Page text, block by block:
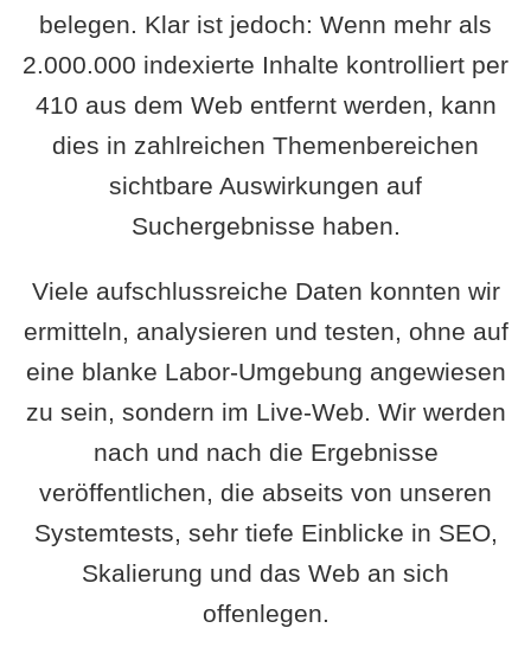
belegen. Klar ist jedoch: Wenn mehr als
2.000.000 indexierte Inhalte kontrolliert per
410 aus dem Web entfernt werden, kann
dies in zahlreichen Themenbereichen
sichtbare Auswirkungen auf
Suchergebnisse haben.
Viele aufschlussreiche Daten konnten wir
ermitteln, analysieren und testen, ohne auf
eine blanke Labor-Umgebung angewiesen
zu sein, sondern im Live-Web. Wir werden
nach und nach die Ergebnisse
veröffentlichen, die abseits von unseren
Systemtests, sehr tiefe Einblicke in SEO,
Skalierung und das Web an sich
offenlegen.